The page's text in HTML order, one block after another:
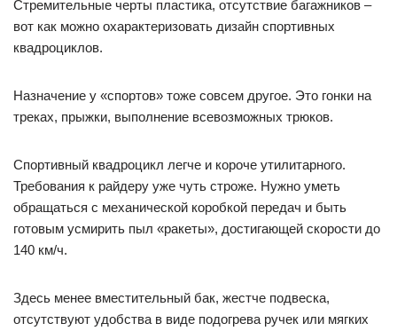
Стремительные черты пластика, отсутствие багажников –
вот как можно охарактеризовать дизайн спортивных
квадроциклов.
Назначение у «спортов» тоже совсем другое. Это гонки на
треках, прыжки, выполнение всевозможных трюков.
Спортивный квадроцикл легче и короче утилитарного.
Требования к райдеру уже чуть строже. Нужно уметь
обращаться с механической коробкой передач и быть
готовым усмирить пыл «ракеты», достигающей скорости до
140 км/ч.
Здесь менее вместительный бак, жестче подвеска,
отсутствуют удобства в виде подогрева ручек или мягких